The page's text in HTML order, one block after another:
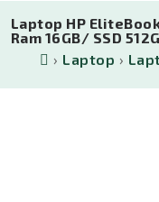
Laptop HP
Ram 16GB/ SSD
› Laptop ›